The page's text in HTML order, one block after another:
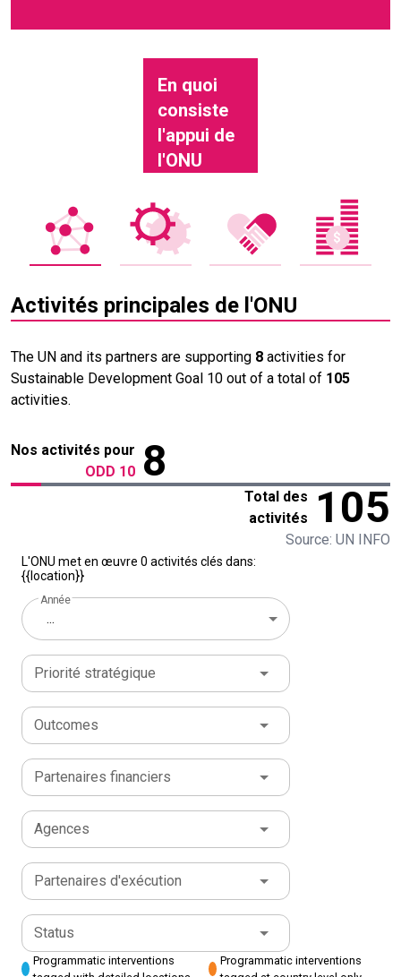
En quoi
consiste
l'appui de
l'ONU
Activités principales de l'ONU
The UN and its partners are supporting 8 activities for
Sustainable Development Goal 10 out of a total of 105
activities.
Nos activités pour
ODD 10 8
Total des
activités
105
Source: UN INFO
L'ONU met en œuvre 0 activités clés dans:
{{location}}
Année
...
Priorité stratégique
Outcomes
Partenaires financiers
Agences
Partenaires d'exécution
Status
Programmatic interventions
Programmatic interventions